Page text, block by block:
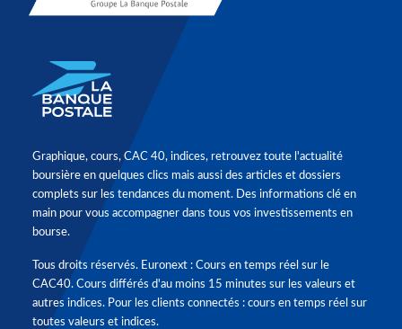
Graphique, cours, CAC 40, indices, retrouvez toute l'actualité
boursière en quelques clics mais aussi des articles et dossiers
complets sur les tendances du moment. Des informations clé en
main pour vous accompagner dans tous vos investissements en
bourse.
Tous droits réservés. Euronext : Cours en temps réel sur le
CAC40. Cours différés d'au moins 15 minutes sur les valeurs et
autres indices. Pour les clients connectés : cours en temps réel sur
toutes valeurs et indices.